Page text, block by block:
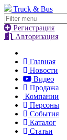
Truck & Bus
Регистрация
Авторизация
Главная
Новости
Видео
Продажа
Компании
Персоны
События
Каталог
Статьи